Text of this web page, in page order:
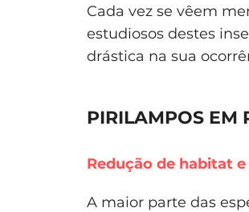
Cada vez se vêem
estudiosos destes
drástica na sua
PIRILAMPOS EM
Redução de habitat
A maior parte das